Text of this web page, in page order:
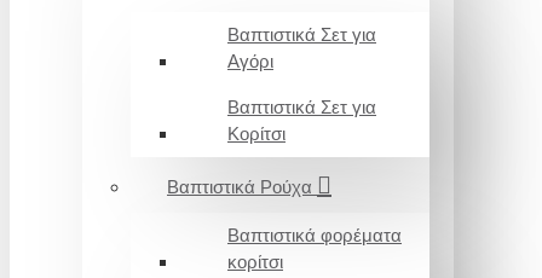
Βαπτιστικά Σετ για
Αγόρι
Βαπτιστικά Σετ για
Κορίτσι
Βαπτιστικά Ρούχα
Βαπτιστικά φορέματα
κορίτσι